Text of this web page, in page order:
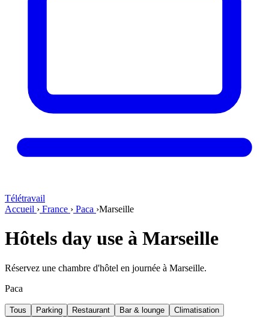
Télétravail
Accueil › France › Paca ›Marseille
Hôtels day use à Marseille
Réservez une chambre d'hôtel en journée à Marseille.
Paca
Tous Parking Restaurant Bar & lounge
Climatisation